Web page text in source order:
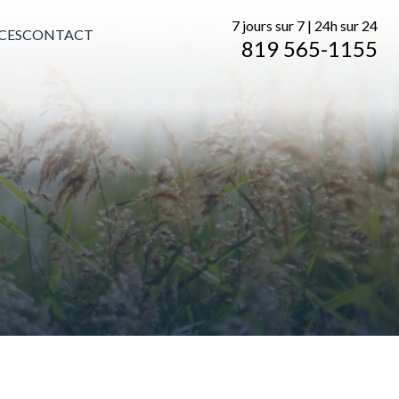
CONTACT
7 jours sur 7 | 24h sur 24
819 565-1155